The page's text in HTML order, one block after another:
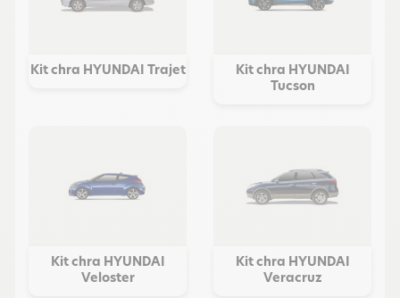
Kit chra HYUNDAI Trajet
Kit chra HYUNDAI
Tucson
Kit chra HYUNDAI
Veloster
Kit chra HYUNDAI
Veracruz